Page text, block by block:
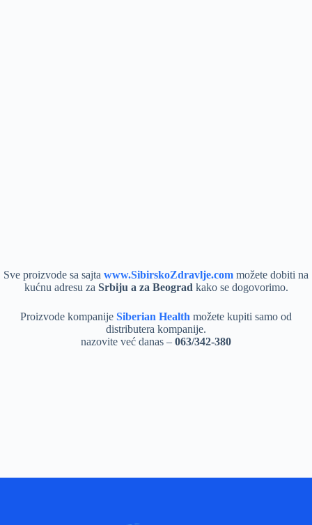
Sve proizvode sa sajta www.SibirskoZdravlje.com možete dobiti na
kućnu adresu za Srbiju a za Beograd kako se dogovorimo.
Proizvode kompanije Siberian Health možete kupiti samo od
distributera kompanije.
nazovite već danas – 063/342-380